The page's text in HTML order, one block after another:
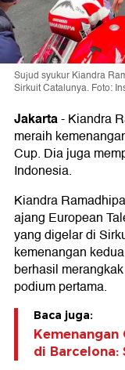
Sujud syukur Kiandra
Sirkuit Catalunya. Foto:
Jakarta-Kiandra
meraih
Cup. Dia juga
Indonesia.
Kiandra
ajang European
yang digelar di
kemenangan
berhasil
podium pertama.
Baca juga:
Kemenangan
di Barcelona: